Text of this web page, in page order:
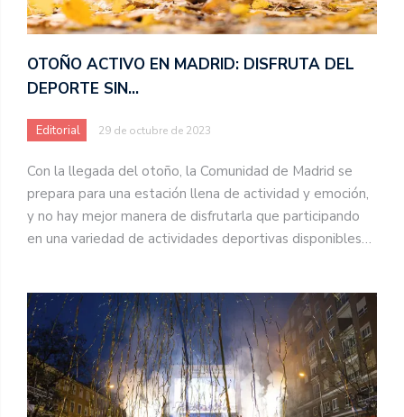
OTOÑO ACTIVO EN MADRID: DISFRUTA DEL
DEPORTE SIN…
Editorial 29 de octubre de 2023
Con la llegada del otoño, la Comunidad de Madrid se
prepara para una estación llena de actividad y emoción,
y no hay mejor manera de disfrutarla que participando
en una variedad de actividades deportivas disponibles…